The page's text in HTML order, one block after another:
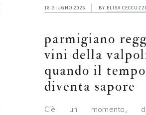
18 GIUGNO 2026 BY ELISA CECCUZZI
parmigiano
vini della
quando il tempo
diventa sapore
C’è un momento,